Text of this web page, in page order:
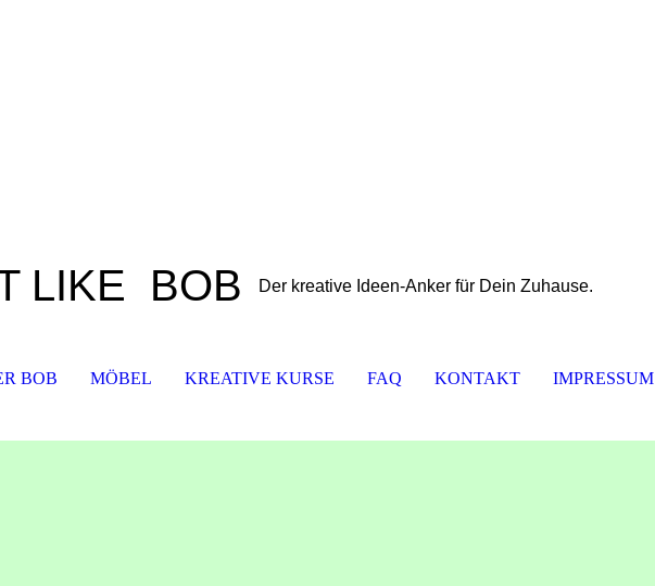
LIKE BOB Der kreative Ideen-Anker für Dein Zuhause.
BOB MÖBEL KREATIVE KURSE FAQ KONTAKT IMPRESSUM